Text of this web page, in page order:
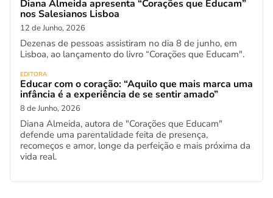
Diana Almeida apresenta “Corações que Educam”
nos Salesianos Lisboa
12 de Junho, 2026
Dezenas de pessoas assistiram no dia 8 de junho, em
Lisboa, ao lançamento do livro “Corações que Educam".
EDITORA
Educar com o coração: “Aquilo que mais marca uma
infância é a experiência de se sentir amado”
8 de Junho, 2026
Diana Almeida, autora de "Corações que Educam"
defende uma parentalidade feita de presença,
recomeços e amor, longe da perfeição e mais próxima da
vida real.